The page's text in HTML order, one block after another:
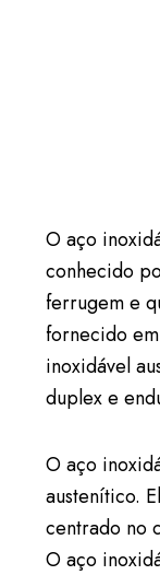
O aço
conhecido
ferrugem e
fornecido
inoxidável
duplex e
O aço
austenítico.
centrado no
O aço